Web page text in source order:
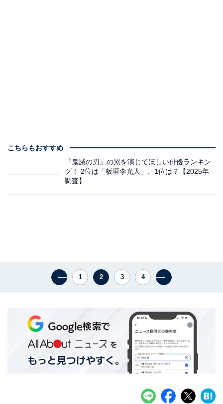
こちらもおすすめ
『鬼滅の刃』の累を演じてほしい俳優ランキン
グ！ 2位は「板垣李光人」、1位は？【2025年
調査】
1 2 3 4